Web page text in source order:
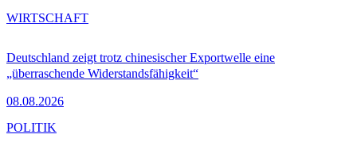
Deutschland zeigt trotz chinesischer Exportwelle eine
„überraschende Widerstandsfähigkeit“
08.08.2026
WIRTSCHAFT
POLITIK